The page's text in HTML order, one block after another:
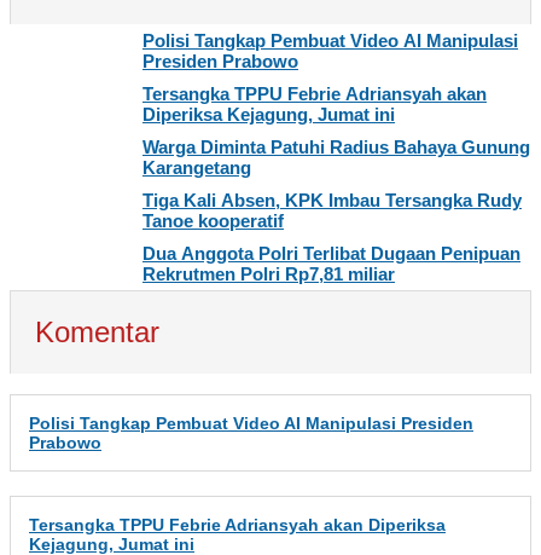
Polisi Tangkap Pembuat Video AI Manipulasi
Presiden Prabowo
Tersangka TPPU Febrie Adriansyah akan
Diperiksa Kejagung, Jumat ini
Warga Diminta Patuhi Radius Bahaya Gunung
Karangetang
Tiga Kali Absen, KPK Imbau Tersangka Rudy
Tanoe kooperatif
Dua Anggota Polri Terlibat Dugaan Penipuan
Rekrutmen Polri Rp7,81 miliar
Komentar
Polisi Tangkap Pembuat Video AI Manipulasi Presiden
Prabowo
Tersangka TPPU Febrie Adriansyah akan Diperiksa
Kejagung, Jumat ini